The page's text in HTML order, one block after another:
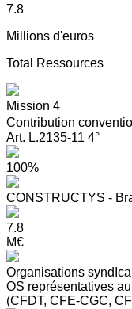
7.8
Millions d'euros
Total Ressources
Mission 4
Contribution
Art. L.2135-11 4°
100%
CONSTRUCTYS -
7.8
M€
Organisations
OS représentatives
(CFDT, CFE-CGC,